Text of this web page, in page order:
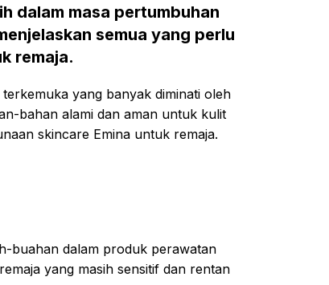
dalam masa pertumbuhan
semua yang perlu
remaja.
yang banyak diminati oleh
bahan alami dan aman untuk kulit
skincare Emina untuk remaja.
buahan dalam produk perawatan
yang masih sensitif dan rentan